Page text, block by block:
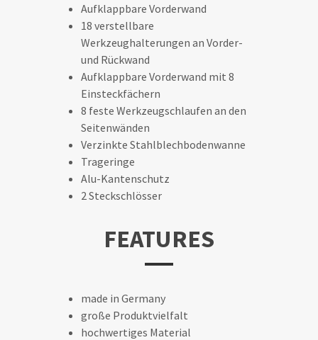
Aufklappbare Vorderwand
18 verstellbare
Werkzeughalterungen an Vorder-
und Rückwand
Aufklappbare Vorderwand mit 8
Einsteckfächern
8 feste Werkzeugschlaufen an den
Seitenwänden
Verzinkte Stahlblechbodenwanne
Trageringe
Alu-Kantenschutz
2 Steckschlösser
FEATURES
made in Germany
große Produktvielfalt
hochwertiges Material